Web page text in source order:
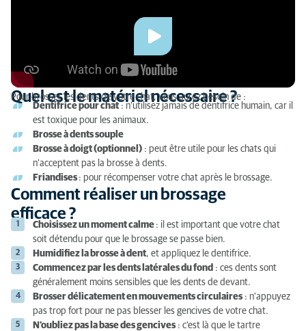
Comment réaliser un brossage efficace ?
Quel est le matériel nécessaire ?
Pour brosser les dents de votre chat, vous aurez besoin de :
Dentifrice pour chat : n'utilisez jamais de dentifrice humain, car il
est toxique pour les animaux.
Brosse à dents souple
Brosse à doigt (optionnel) : peut être utile pour les chats qui
n'acceptent pas la brosse à dents.
Friandises : pour récompenser votre chat après le brossage.
Comment réaliser un brossage
efficace ?
Choisissez un moment calme : il est important que votre chat
soit détendu pour que le brossage se passe bien.
Humidifiez la brosse à dent, et appliquez le dentifrice.
Commencez par les dents latérales du fond : ces dents sont
généralement moins sensibles que les dents de devant.
Brosser délicatement en mouvements circulaires : n'appuyez
pas trop fort pour ne pas blesser les gencives de votre chat.
N'oubliez pas la base des gencives : c'est là que le tartre